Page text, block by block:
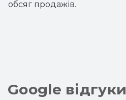
обсяг продажів.
Google відгуки